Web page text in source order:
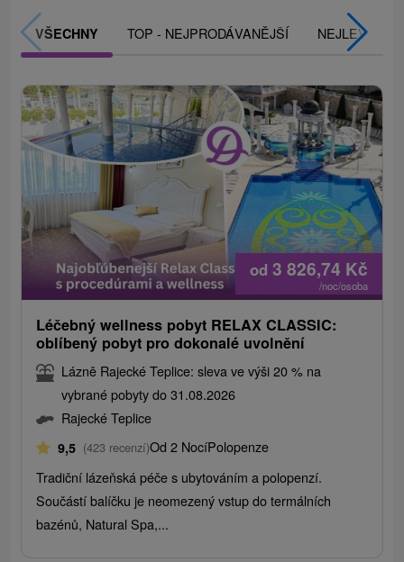
VŠECHNY TOP - NEJPRODÁVANĚJŠÍ NEJLEVNĚJŠÍ
od 3 826,74 Kč
/noc/osoba
Léčebný wellness pobyt RELAX CLASSIC:
oblíbený pobyt pro dokonalé uvolnění
Lázně Rajecké Teplice: sleva ve výši 20 % na
vybrané pobyty do 31.08.2026
Rajecké Teplice
9,5 (423 recenzí)Od 2 NocíPolopenze
Tradiční lázeňská péče s ubytováním a polopenzí.
Součástí balíčku je neomezený vstup do termálních
bazénů, Natural Spa,...